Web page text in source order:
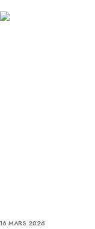
16 MARS 2026